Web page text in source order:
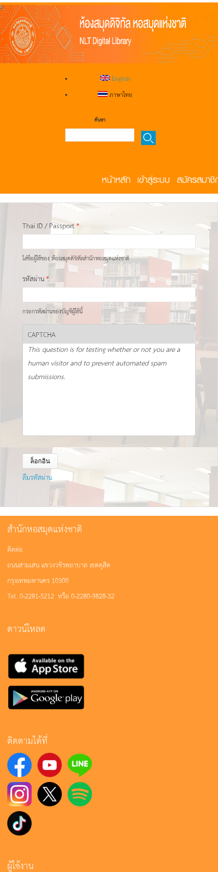
English
ภาษาไทย
ค้นหา
Thai ID / Passport*
ใส่ชื่อผู้ใช้ของ ห้องสมุดดิจิทัลสำนักหอสมุดแห่งชาติ
รหัสผ่าน*
กรอกรหัสผ่านของบัญชีผู้ใช้นี้
CAPTCHA
This question is for testing whether or not you are a
human visitor and to prevent automated spam
submissions.
ลืมรหัสผ่าน
สำนักหอสมุดแห่งชาติ
ติดต่อ
ถนนสามเสน แขวงวชิรพยาบาล เขตดุสิต
กรุงเทพมหานคร 10300
Tel. 0-2281-5212 หรือ 0-2280-9828-32
ดาวน์โหลด
ติดตามได้ที่
ผู้ใช้งาน